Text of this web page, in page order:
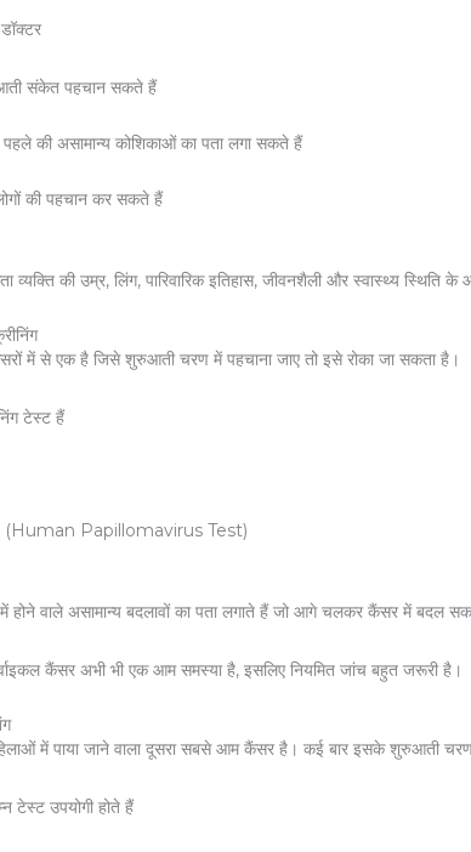
संकेत पहचान सकते हैं
की असामान्य कोशिकाओं का पता लगा सकते हैं
की पहचान कर सकते हैं
व्यक्ति की उम्र, लिंग, पारिवारिक इतिहास, जीवनशैली और स्वास्थ्य स्थिति के
में से एक है जिसे शुरुआती चरण में पहचाना जाए तो इसे रोका जा सकता है।
टेस्ट हैं
(Human Papillomavirus Test)
में होने वाले असामान्य बदलावों का पता लगाते हैं जो आगे चलकर कैंसर में बदल
कैंसर अभी भी एक आम समस्या है, इसलिए नियमित जांच बहुत जरूरी है।
में पाया जाने वाला दूसरा सबसे आम कैंसर है। कई बार इसके शुरुआती चरण
टेस्ट उपयोगी होते हैं